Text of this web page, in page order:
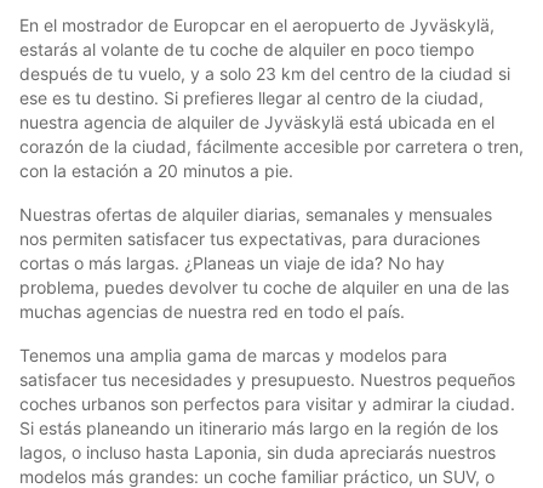
En el mostrador de Europcar en el aeropuerto de Jyväskylä,
estarás al volante de tu coche de alquiler en poco tiempo
después de tu vuelo, y a solo 23 km del centro de la ciudad si
ese es tu destino. Si prefieres llegar al centro de la ciudad,
nuestra agencia de alquiler de Jyväskylä está ubicada en el
corazón de la ciudad, fácilmente accesible por carretera o tren,
con la estación a 20 minutos a pie.
Nuestras ofertas de alquiler diarias, semanales y mensuales
nos permiten satisfacer tus expectativas, para duraciones
cortas o más largas. ¿Planeas un viaje de ida? No hay
problema, puedes devolver tu coche de alquiler en una de las
muchas agencias de nuestra red en todo el país.
Tenemos una amplia gama de marcas y modelos para
satisfacer tus necesidades y presupuesto. Nuestros pequeños
coches urbanos son perfectos para visitar y admirar la ciudad.
Si estás planeando un itinerario más largo en la región de los
lagos, o incluso hasta Laponia, sin duda apreciarás nuestros
modelos más grandes: un coche familiar práctico, un SUV, o